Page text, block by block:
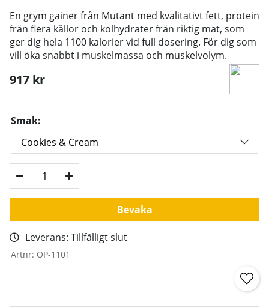
En grym gainer från Mutant med kvalitativt fett, protein
från flera källor och kolhydrater från riktig mat, som
ger dig hela 1100 kalorier vid full dosering. För dig som
vill öka snabbt i muskelmassa och muskelvolym.
917 kr
Smak:
Bevaka
Leverans: Tillfälligt slut
Artnr: OP-1101